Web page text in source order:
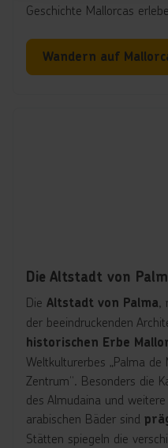
Geschichte Mallorcas
Wandern auf
Die Altstadt von
Die Altstadt von Palma,
der beeindruckenden
historischen Erbe
Weltkulturerbes „Palma
Zentrum“. Besonders die
des Almudaina und
arabischen Bäder sind
Stätten spiegeln die